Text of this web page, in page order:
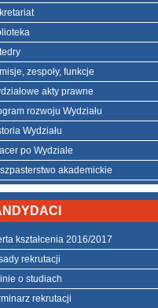
zespoły, funkcje
akty prawne
rozwoju Wydziału
Wydziału
po Wydziale
akademickie
kształcenia 2016/2017
rekrutacji
o studiach
rekrutacji